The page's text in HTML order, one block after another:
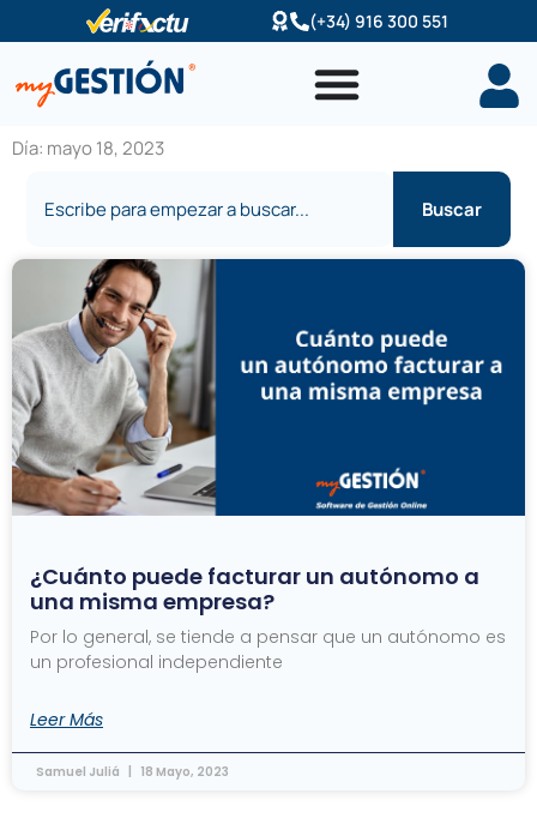
al
contenido
(+34) 916 300 551
Día: mayo 18, 2023
Buscar
¿Cuánto puede facturar un autónomo a
una misma empresa?
Por lo general, se tiende a pensar que un autónomo es
un profesional independiente
Leer Más
Samuel Juliá 18 Mayo, 2023